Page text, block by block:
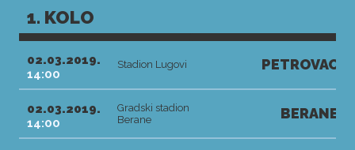
1. KOLO
02.03.2019.
14:00
Stadion Lugovi PETROVAC
02.03.2019.
14:00
Gradski stadion
Berane
BERANE